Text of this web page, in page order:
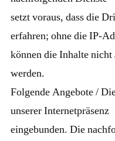
setzt voraus, dass die
erfahren; ohne die IP-
können die Inhalte
werden.
Folgende Angebote /
unserer Internetpräsenz
eingebunden. Die